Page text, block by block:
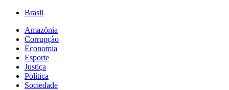
Brasil
Amazônia
Corrupção
Economia
Esporte
Justiça
Política
Sociedade